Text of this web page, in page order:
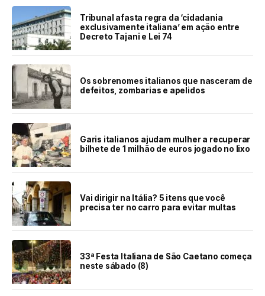
Tribunal afasta regra da ‘cidadania
exclusivamente italiana’ em ação entre
Decreto Tajani e Lei 74
Os sobrenomes italianos que nasceram de
defeitos, zombarias e apelidos
Garis italianos ajudam mulher a recuperar
bilhete de 1 milhão de euros jogado no lixo
Vai dirigir na Itália? 5 itens que você
precisa ter no carro para evitar multas
33ª Festa Italiana de São Caetano começa
neste sábado (8)